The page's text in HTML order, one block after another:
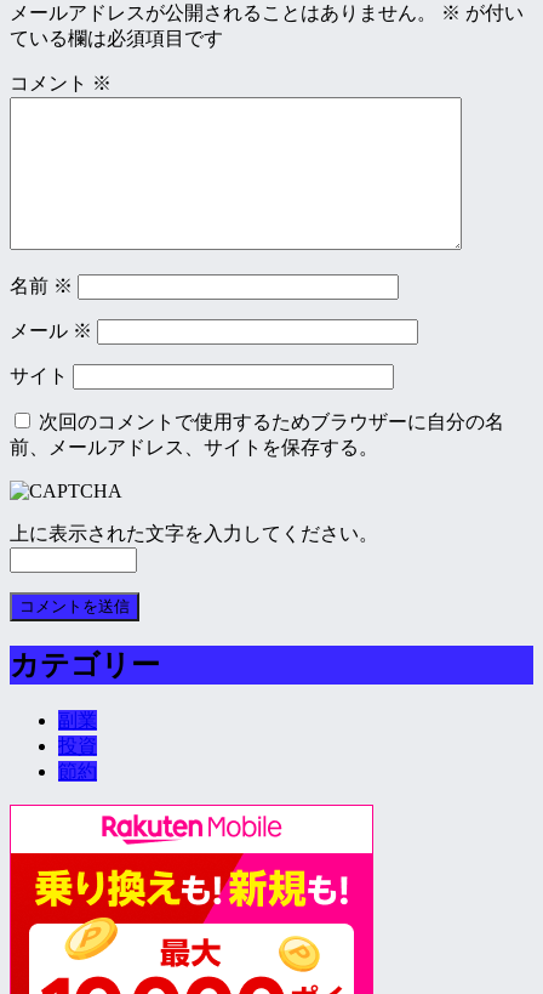
メールアドレスが公開されることはありません。 ※ が付い
ている欄は必須項目です
コメント ※
名前 ※
メール ※
サイト
次回のコメントで使用するためブラウザーに自分の名
前、メールアドレス、サイトを保存する。
上に表示された文字を入力してください。
カテゴリー
副業
投資
節約